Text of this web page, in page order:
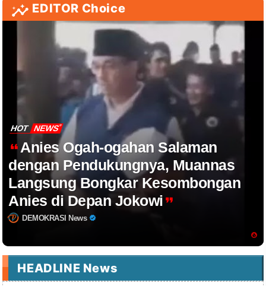
EDITOR Choice
HOT NEWS
Anies Ogah-ogahan Salaman
dengan Pendukungnya, Muannas
Langsung Bongkar Kesombongan
Anies di Depan Jokowi
DEMOKRASI News
HEADLINE News